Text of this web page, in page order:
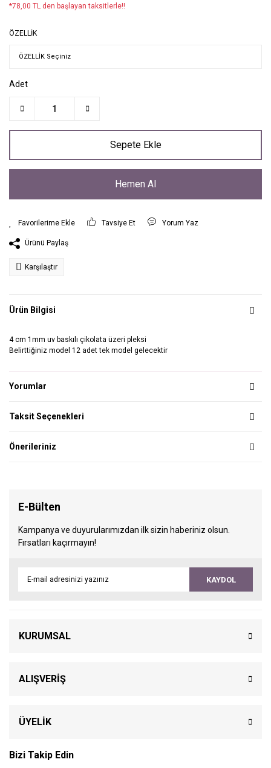
*78,00 TL den başlayan taksitlerle!!
ÖZELLİK
Adet
Sepete Ekle
Hemen Al
Tavsiye Et Yorum Yaz
Ürünü Paylaş
Karşılaştır
Ürün Bilgisi
4 cm 1mm uv baskılı çikolata üzeri pleksi
Belirttiğiniz model 12 adet tek model gelecektir
Yorumlar
Taksit Seçenekleri
Önerileriniz
E-Bülten
Kampanya ve duyurularımızdan ilk sizin haberiniz olsun.
Fırsatları kaçırmayın!
KAYDOL
KURUMSAL
ALIŞVERİŞ
ÜYELİK
Bizi Takip Edin